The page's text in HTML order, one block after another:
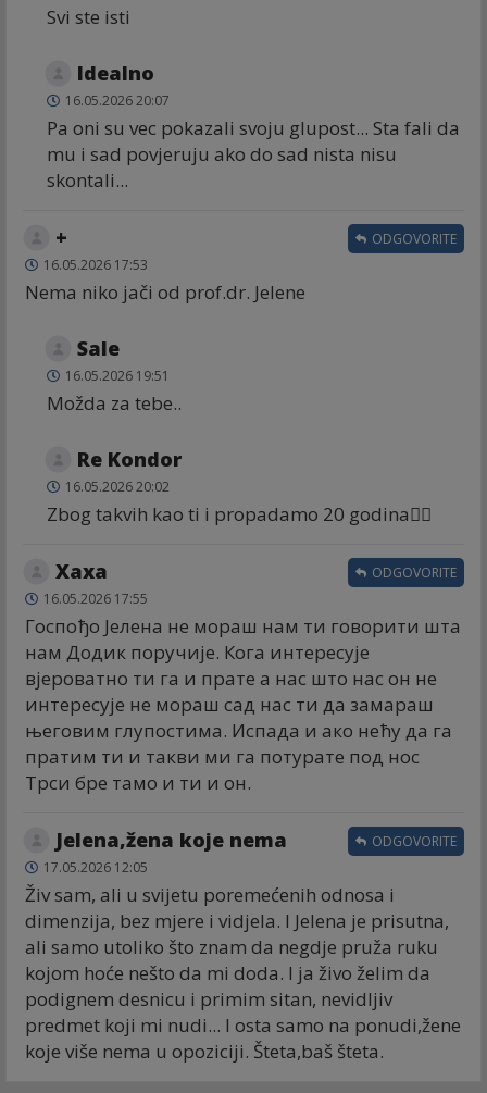
Svi ste isti
Idealno
16.05.2026 20:07
Pa oni su vec pokazali svoju glupost... Sta fali da
mu i sad povjeruju ako do sad nista nisu
skontali...
+
16.05.2026 17:53
Nema niko jači od prof.dr. Jelene
ODGOVORITE
Sale
16.05.2026 19:51
Možda za tebe..
Re Kondor
16.05.2026 20:02
Zbog takvih kao ti i propadamo 20 godina😵‍💫
Хаха
16.05.2026 17:55
Госпођо Јелена не мораш нам ти говорити шта
нам Додик поручије. Кога интересује
вјероватно ти га и прате а нас што нас он не
интересује не мораш сад нас ти да замараш
његовим глупостима. Испада и ако нећу да га
пратим ти и такви ми га потурате под нос
Трси бре тамо и ти и он.
ODGOVORITE
Jelena,žena koje nema
17.05.2026 12:05
Živ sam, ali u svijetu poremećenih odnosa i
dimenzija, bez mjere i vidjela. I Jelena je prisutna,
ali samo utoliko što znam da negdje pruža ruku
kojom hoće nešto da mi doda. I ja živo želim da
podignem desnicu i primim sitan, nevidljiv
predmet koji mi nudi... I osta samo na ponudi,žene
koje više nema u opoziciji. Šteta,baš šteta.
ODGOVORITE